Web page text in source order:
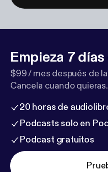
Empieza 7
$99 / mes después de
Cancela cuando quieras.
20 horas de
Podcasts solo en
Podcast gratuitos